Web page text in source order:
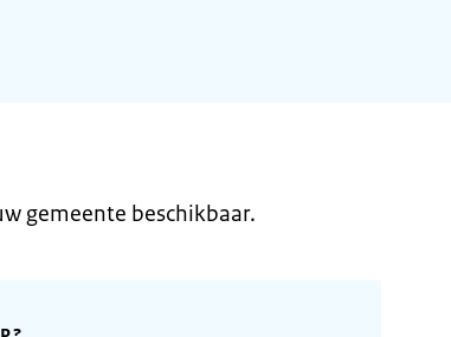
gemeente beschikbaar.